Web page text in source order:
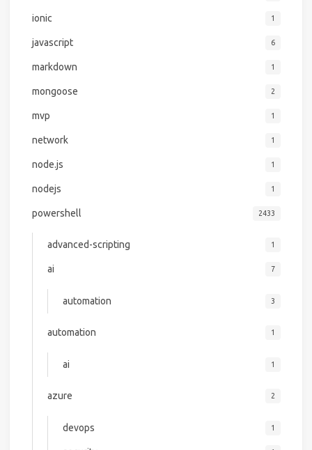
ionic 1
javascript 6
markdown 1
mongoose 2
mvp 1
network 1
node.js 1
nodejs 1
powershell 2433
advanced-scripting 1
ai 7
automation 3
automation 1
ai 1
azure 2
devops 1